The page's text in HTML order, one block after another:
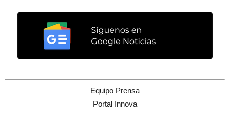
Equipo Prensa
Portal Innova